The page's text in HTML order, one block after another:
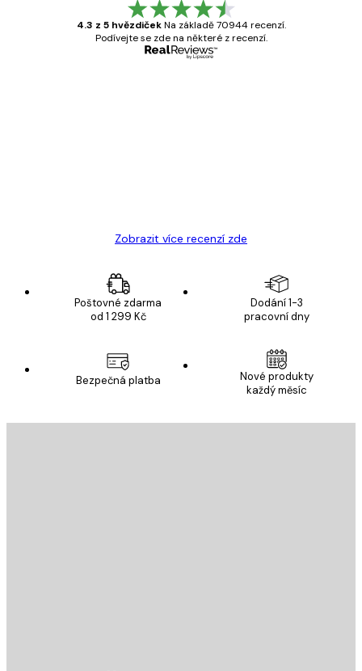
4.3 z 5 hvězdiček Na základě 70944 recenzí.
Podívejte se zde na některé z recenzí.
Zobrazit více recenzí zde
Poštovné zdarma
od 1 299 Kč
Dodání 1-3
pracovní dny
Bezpečná platba
Nové produkty
každý měsíc